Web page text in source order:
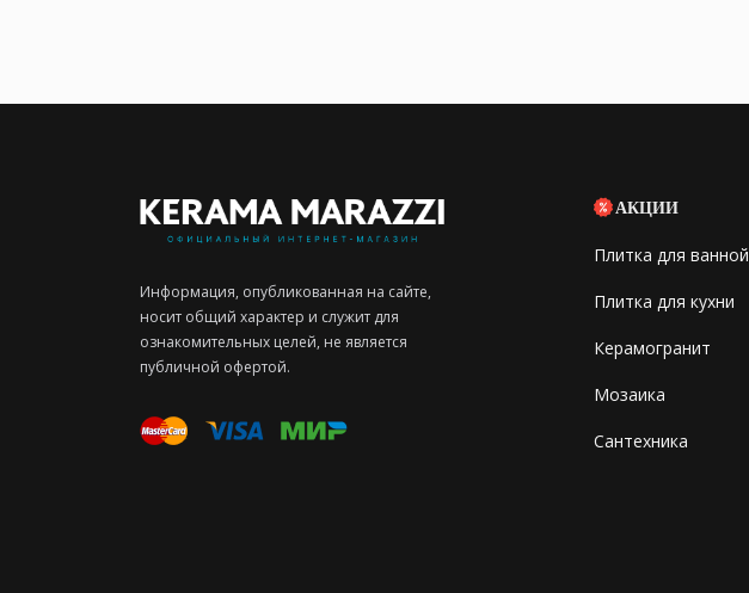
Информация, опубликованная на сайте,
носит общий характер и служит для
ознакомительных целей, не является
публичной офертой.
АКЦИИ
Плитка для ванной
Плитка для кухни
Керамогранит
Мозаика
Сантехника